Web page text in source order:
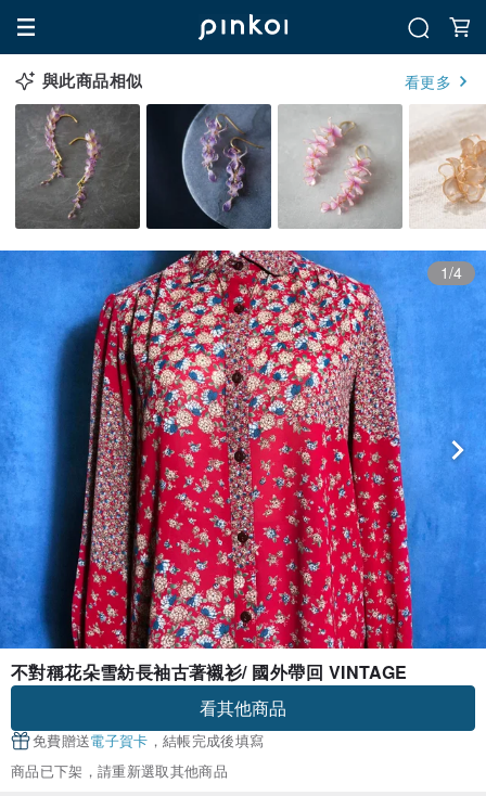
與此商品相似 看更多
1/4
不對稱花朵雪紡長袖古著襯衫/ 國外帶回 VINTAGE
看其他商品
免費贈送電子賀卡 ，結帳完成後填寫
商品已下架，請重新選取其他商品